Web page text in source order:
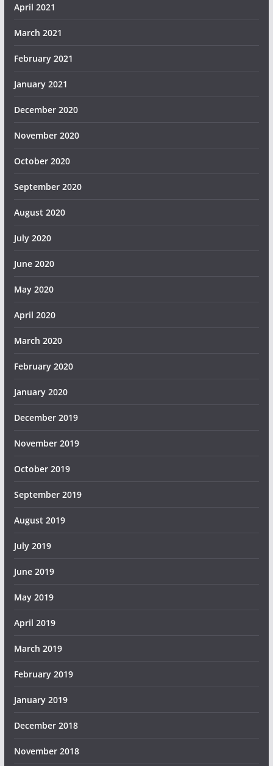
April 2021
March 2021
February 2021
January 2021
December 2020
November 2020
October 2020
September 2020
August 2020
July 2020
June 2020
May 2020
April 2020
March 2020
February 2020
January 2020
December 2019
November 2019
October 2019
September 2019
August 2019
July 2019
June 2019
May 2019
April 2019
March 2019
February 2019
January 2019
December 2018
November 2018